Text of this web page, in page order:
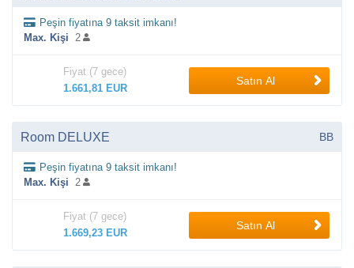
Peşin fiyatına 9 taksit imkanı!
Max. Kişi 2
Fiyat (7 gece)
1.661,81 EUR
Satın Al
Room DELUXE BB
Peşin fiyatına 9 taksit imkanı!
Max. Kişi 2
Fiyat (7 gece)
1.669,23 EUR
Satın Al